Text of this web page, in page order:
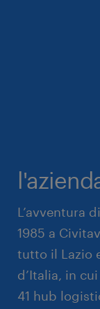
L’avventura
1985 a
tutto il Lazio
d’Italia, in
41 hub